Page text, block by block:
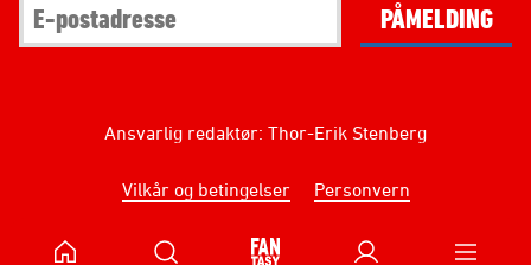
PÅMELDING
Ansvarlig redaktør: Thor-Erik Stenberg
Vilkår og betingelser Personvern